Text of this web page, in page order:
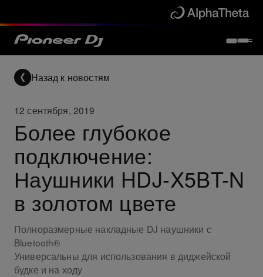
Назад к новостям
12 сентября, 2019
Более глубокое
подключение:
Наушники HDJ-X5BT-N
в золотом цвете
Полноразмерные накладные DJ наушники с
Bluetooth®
Универсальны для использования в диджейской
будке и на ходу